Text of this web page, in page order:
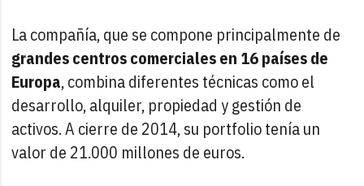
La compañía, que se compone principalmente de
grandes centros comerciales en 16 países de
Europa, combina diferentes técnicas como el
desarrollo, alquiler, propiedad y gestión de
activos. A cierre de 2014, su portfolio tenía un
valor de 21.000 millones de euros.